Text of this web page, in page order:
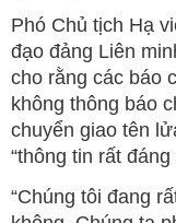
Phó Chủ tịch Hạ
đạo đảng Liên
cho rằng các báo
không thông báo
chuyển giao tên
“thông tin rất đáng
“Chúng tôi đang